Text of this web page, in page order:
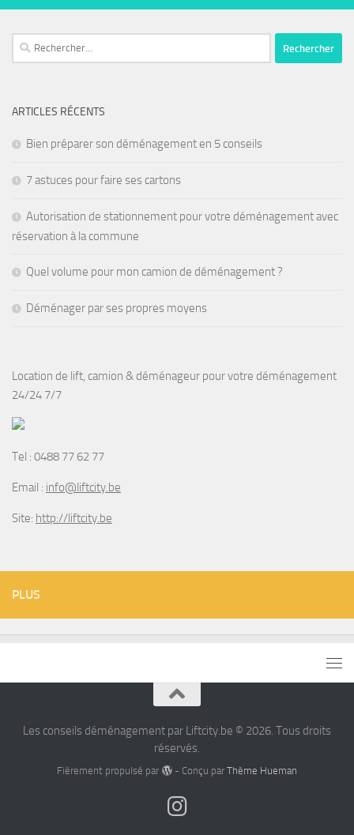
Rechercher :
ARTICLES RÉCENTS
Bien préparer son déménagement en 5 conseils
7 astuces pour faire ses cartons
Autorisation de stationnement pour votre déménagement avec
réservation à la commune
Quel volume pour mon camion de déménagement ?
Déménager par ses propres moyens
Location de lift, camion & déménageur pour votre déménagement
24/24 7/7
Tel : 0488 77 62 77
Email : info@liftcity.be
Site: http://liftcity.be
PLUS
Les conseils déménagement par Liftcity.be © 2026. Tous droits
réservés.
Fièrement propulsé par - Conçu par Thème Hueman